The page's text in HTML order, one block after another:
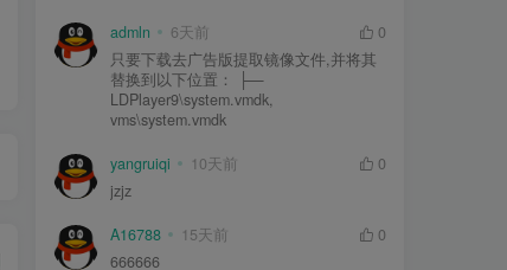
admln 6天前
0
只要下载去广告版提取镜像文件,并将其
替换到以下位置： ├—
LDPlayer9\system.vmdk,
vms\system.vmdk
yangruiqi 10天前
0
jzjz
A16788 15天前
0
666666